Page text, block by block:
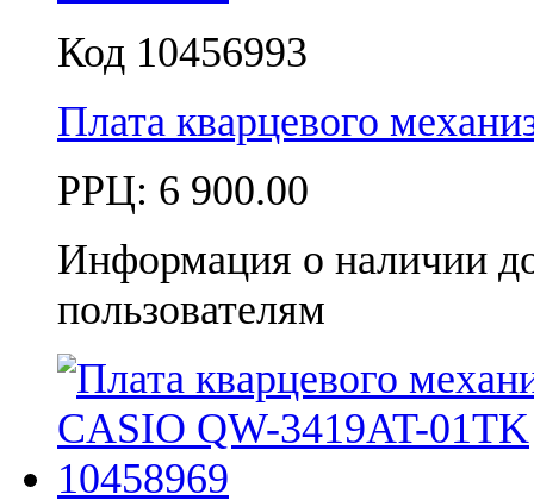
Код 10456993
Плата кварцевого
РРЦ: 6 900.00
Информация о наличии
пользователям